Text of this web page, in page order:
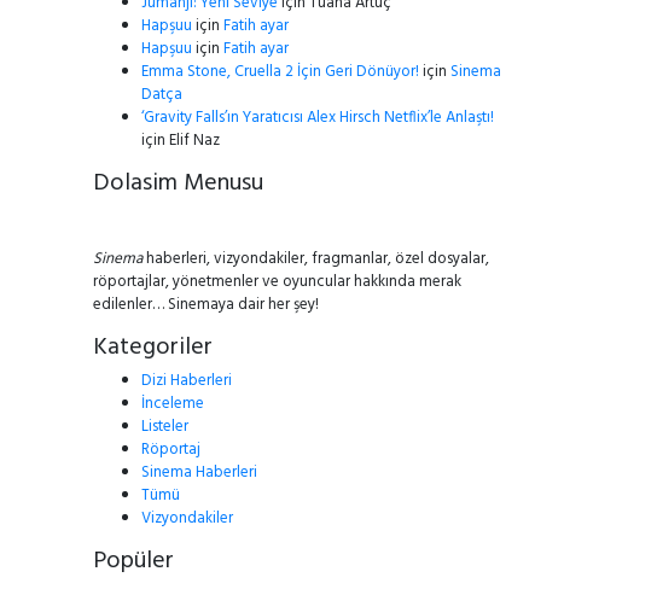
HapşuuiçinFatih ayar
HapşuuiçinFatih ayar
Emma Stone, Cruella 2 İçin Geri Dönüyor!için Sinema
Datça
‘Gravity Falls’ın Yaratıcısı Alex Hirsch Netflix’le Anlaştı!
içinElif Naz
Dolasim Menusu
Sinemahaberleri, vizyondakiler, fragmanlar, özel dosyalar,
röportajlar, yönetmenler ve oyuncular hakkında merak
edilenler… Sinemaya dair her şey!
Kategoriler
Dizi Haberleri
İnceleme
Listeler
Röportaj
Sinema Haberleri
Tümü
Vizyondakiler
Popüler